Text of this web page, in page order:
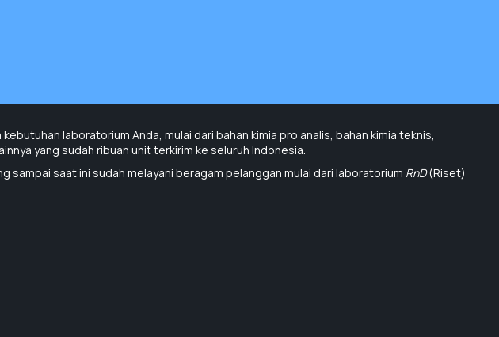
laboratorium Anda, mulai dari bahan kimia pro analis, bahan kimia teknis,
yang sudah ribuan unit terkirim ke seluruh Indonesia.
sampai saat ini sudah melayani beragam pelanggan mulai dari laboratorium RnD(Riset)